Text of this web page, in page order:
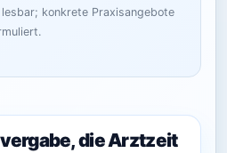
konkrete Praxisangebote
die Arztzeit